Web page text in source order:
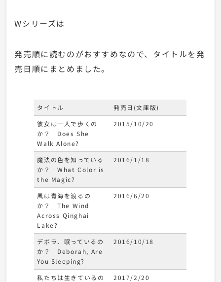
Wシリーズは
発売順に読むのがおすすめなので、タイトルを発
売日順にまとめました。
タイトル
発売日(文庫版)
彼女は一人で歩くの
か？ Does She
Walk Alone?
2015/10/20
魔法の色を知っている
か？ What Color is
the Magic?
2016/1/18
風は青海を渡るの
か？ The Wind
Across Qinghai
Lake?
2016/6/20
デボラ、眠っているの
か？ Deborah, Are
You Sleeping?
2016/10/18
私たちは生きているの
2017/2/20